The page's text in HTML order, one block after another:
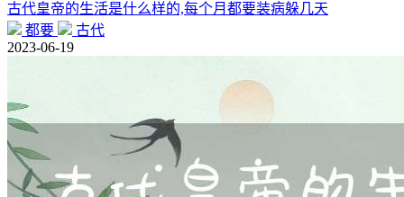
古代皇帝的生活是什么样的,每个月都要装病躲几天
都要
古代
2023-06-19